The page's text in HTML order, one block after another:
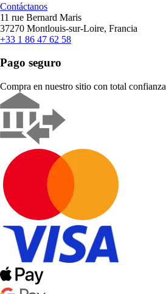
Contáctanos
11 rue Bernard Maris
37270 Montlouis-sur-Loire, Francia
+33 1 86 47 62 58
Pago seguro
Compra en nuestro sitio con total confianza